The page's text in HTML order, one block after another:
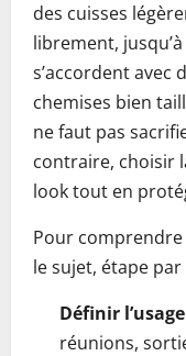
des cuisses
librement,
s’accordent avec
chemises bien
ne faut pas
contraire, choisir
look tout en
Pour comprendre
le sujet, étape par
Définir
réunions,